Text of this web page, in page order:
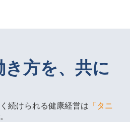
事例紹介
方を、共に
続けられる健康経営は 「タニ